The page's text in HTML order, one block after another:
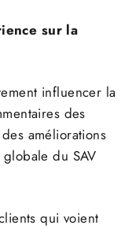
sur la
influencer la
des
améliorations
du SAV
qui voient